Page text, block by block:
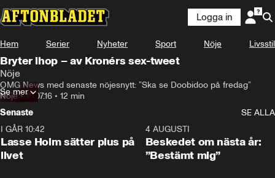
Logga in
Hem Serier Nyheter Sport Nöje Livsstil
Bryter ihop – av Kronérs sex-tweet
Nöje
OMG News med senaste nöjesnytt: ”Ska se Doobidoo på fredag”
Nöje•18.07.16 • 12 min
Se mer
Senaste
SE ALLA
I GÅR 10:42
Lasse Holm sätter plus på
livet
4 AUGUSTI
Beskedet om nästa år:
”Bestämt mig”